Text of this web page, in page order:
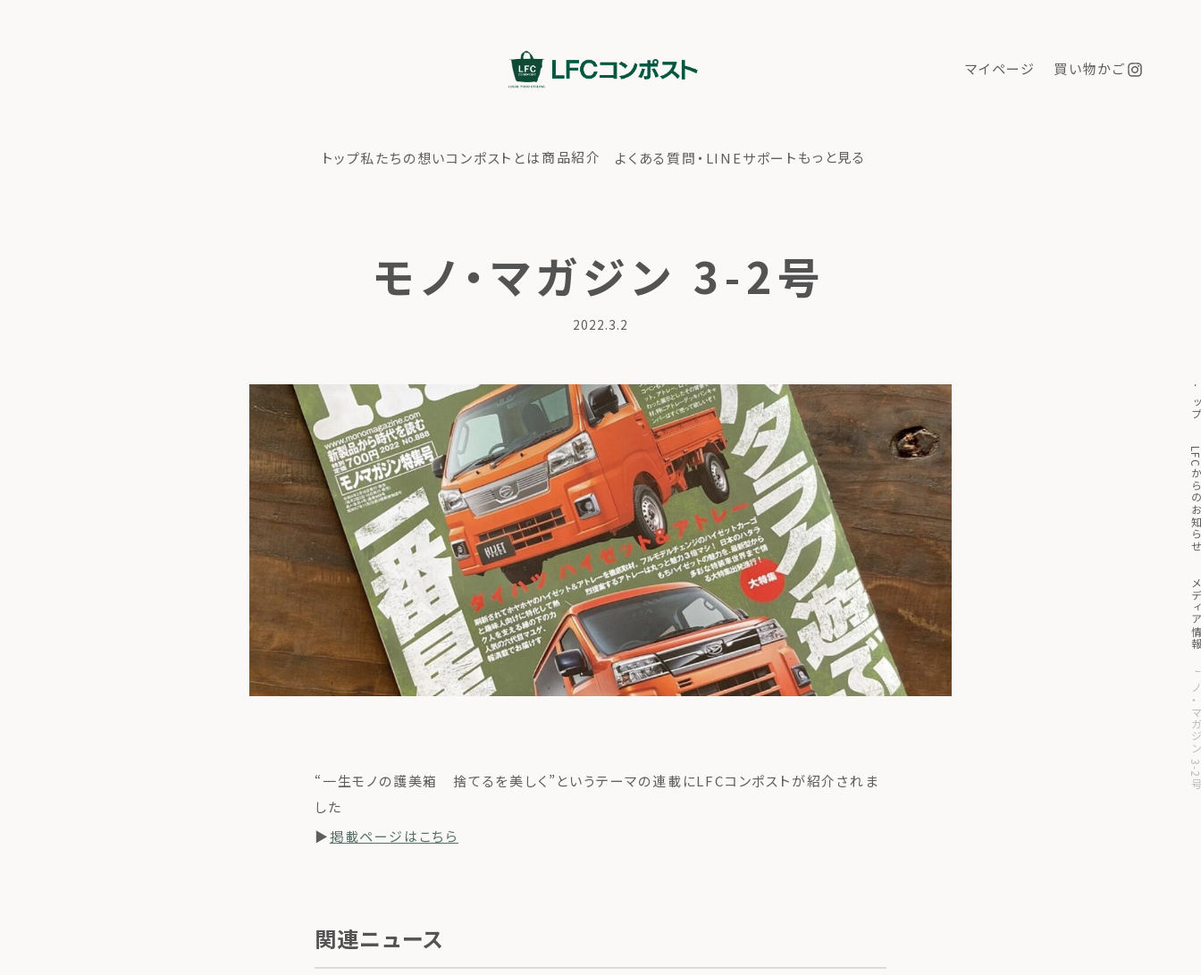
マイページ 買い物かご
トップ私たちの想いコンポストとは商品紹介 よくある質問・LINEサポートもっと見る
モノ・マガジン 3-2号
2022.3.2
トップ私たちの想いコンポストとは商品紹介 よくある質問・LINEサポートもっと見る
ト
LFCか
メデ
モノ・マ
“一生モノの護美箱 捨てるを美しく”というテーマの連載にLFCコンポストが紹介されま
した
▶掲載ページはこちら
関連ニュース